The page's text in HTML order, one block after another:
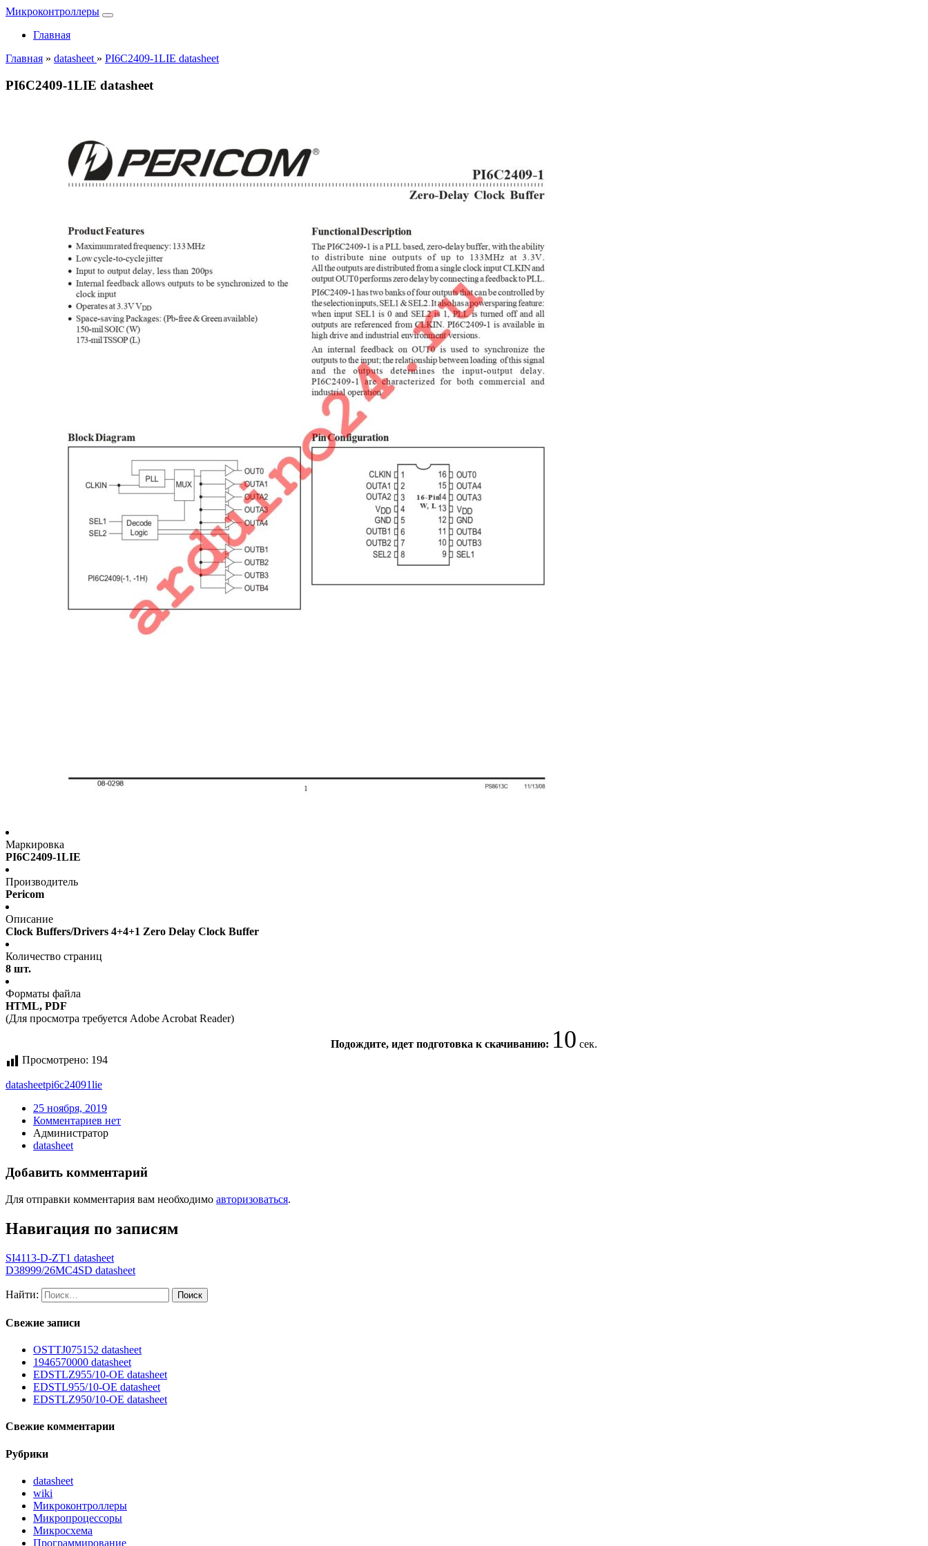
Микроконтроллеры
Главная
Главная » datasheet » PI6C2409-1LIE datasheet
PI6C2409-1LIE datasheet
Маркировка
PI6C2409-1LIE
Производитель
Pericom
Описание
Clock Buffers/Drivers 4+4+1 Zero Delay Clock Buffer
Количество страниц
8 шт.
Форматы файла
HTML, PDF
(Для просмотра требуется Adobe Acrobat Reader)
Подождите, идет подготовка к скачиванию: 10 сек.
Просмотрено: 194
datasheetpi6c24091lie
25 ноября, 2019
Комментариев нет
Администратор
datasheet
Добавить комментарий
Для отправки комментария вам необходимо авторизоваться.
Навигация по записям
SI4113-D-ZT1 datasheet
D38999/26MC4SD datasheet
Найти:
Свежие записи
OSTTJ075152 datasheet
1946570000 datasheet
EDSTLZ955/10-OE datasheet
EDSTL955/10-OE datasheet
EDSTLZ950/10-OE datasheet
Свежие комментарии
Рубрики
datasheet
wiki
Микроконтроллеры
Микропроцессоры
Микросхема
Программирование